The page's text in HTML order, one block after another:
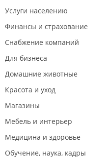
Услуги населению
Финансы и страхование
Снабжение компаний
Для бизнеса
Домашние животные
Красота и уход
Магазины
Мебель и интерьер
Медицина и здоровье
Обучение, наука, кадры